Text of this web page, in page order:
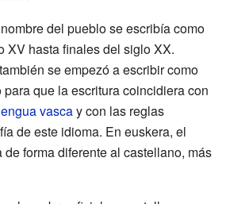
del pueblo se escribía como
XV hasta finales del siglo XX.
se empezó a escribir como
que la escritura coincidiera con
vascay con las reglas
de este idioma. En euskera, el
forma diferente al castellano, más